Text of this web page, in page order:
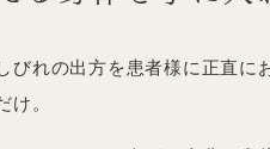
びれの出方を患者様に正直に
け。